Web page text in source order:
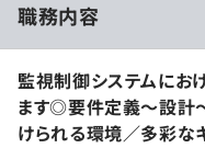
職務内容
監視制御システムにお
ます◎要件定義〜設計
けられる環境／多彩な